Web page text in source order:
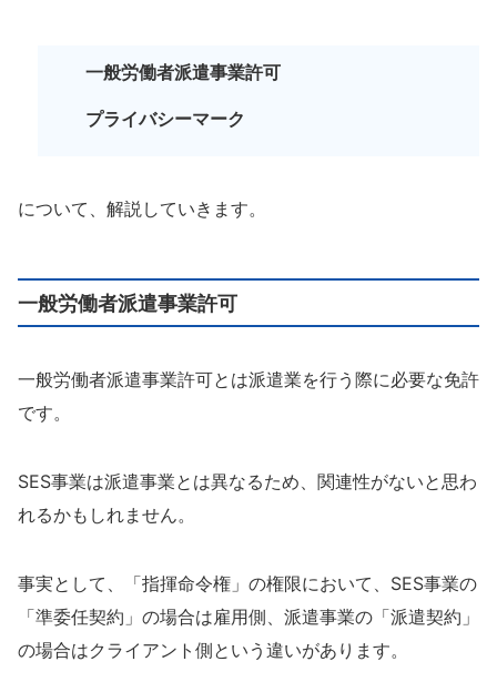
一般労働者派遣事業許可
プライバシーマーク
について、解説していきます。
一般労働者派遣事業許可
一般労働者派遣事業許可とは派遣業を行う際に必要な免許
です。
SES事業は派遣事業とは異なるため、関連性がないと思わ
れるかもしれません。
事実として、「指揮命令権」の権限において、SES事業の
「準委任契約」の場合は雇用側、派遣事業の「派遣契約」
の場合はクライアント側という違いがあります。